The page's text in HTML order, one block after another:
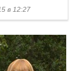
в 12:27